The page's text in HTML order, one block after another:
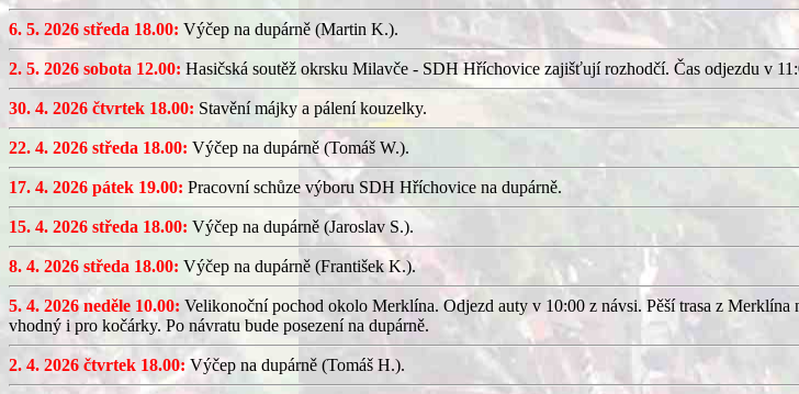
6. 5. 2026 středa 18.00: Výčep na dupárně (Martin K.).
2. 5. 2026 sobota 12.00: Hasičská soutěž okrsku Milavče - SDH Hříchovice zajišťují rozhodčí. Čas odjezdu v
30. 4. 2026 čtvrtek 18.00: Stavění májky a pálení kouzelky.
22. 4. 2026 středa 18.00: Výčep na dupárně (Tomáš W.).
17. 4. 2026 pátek 19.00: Pracovní schůze výboru SDH Hříchovice na dupárně.
15. 4. 2026 středa 18.00: Výčep na dupárně (Jaroslav S.).
8. 4. 2026 středa 18.00: Výčep na dupárně (František K.).
5. 4. 2026 neděle 10.00: Velikonoční pochod okolo Merklína. Odjezd auty v 10:00 z návsi. Pěší trasa z
vhodný i pro kočárky. Po návratu bude posezení na dupárně.
2. 4. 2026 čtvrtek 18.00: Výčep na dupárně (Tomáš H.).